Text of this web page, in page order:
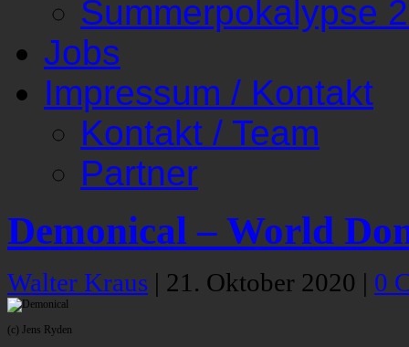
Summerpokalypse
Jobs
Impressum / Kontakt
Kontakt / Team
Partner
Demonical – World
Walter Kraus | 21. Oktober 2020 | 0
(c) Jens Ryden